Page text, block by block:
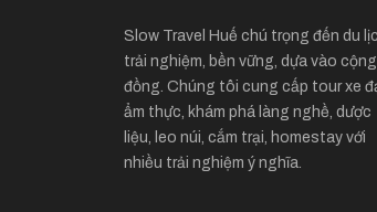
Slow Travel Huế chú trọng đến du
trải nghiệm, bền vững, dựa vào cộng
đồng. Chúng tôi cung cấp tour xe
ẩm thực, khám phá làng nghề, dược
liệu, leo núi, cắm trại, homestay với
nhiều trải nghiệm ý nghĩa.